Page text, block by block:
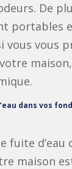
De
portables
vous vous
dans vos
fuite d’eau
maison